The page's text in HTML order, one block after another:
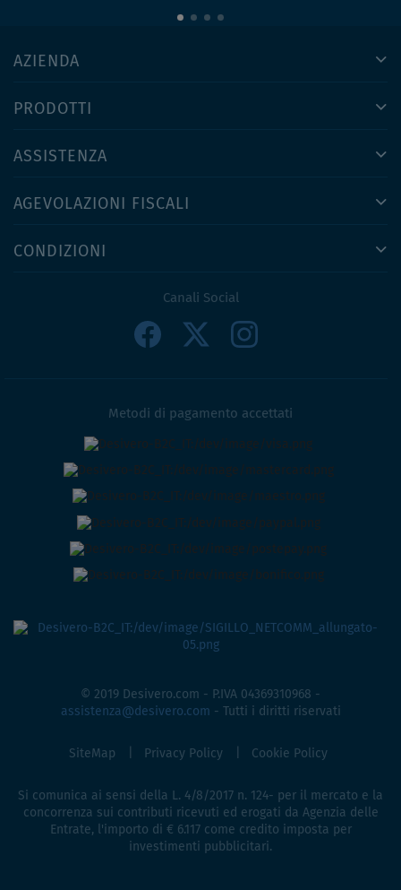
AZIENDA
PRODOTTI
ASSISTENZA
AGEVOLAZIONI FISCALI
CONDIZIONI
Canali Social
Metodi di pagamento accettati
© 2019 Desivero.com - P.IVA 04369310968 -
assistenza@desivero.com - Tutti i diritti riservati
SiteMap Privacy Policy Cookie Policy
Si comunica ai sensi della L. 4/8/2017 n. 124- per il mercato e la
concorrenza sui contributi ricevuti ed erogati da Agenzia delle
Entrate, l'importo di € 6.117 come credito imposta per
investimenti pubblicitari.